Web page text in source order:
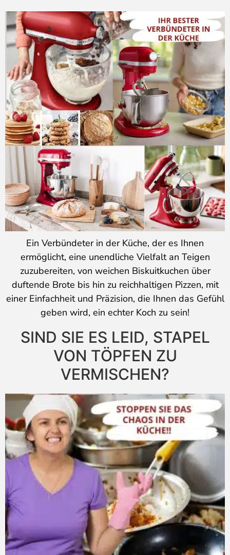
Ein Verbündeter in der Küche, der es Ihnen
ermöglicht, eine unendliche Vielfalt an Teigen
zuzubereiten, von weichen Biskuitkuchen über
duftende Brote bis hin zu reichhaltigen Pizzen, mit
einer Einfachheit und Präzision, die Ihnen das Gefühl
geben wird, ein echter Koch zu sein!
SIND SIE ES LEID, STAPEL
VON TÖPFEN ZU
VERMISCHEN?